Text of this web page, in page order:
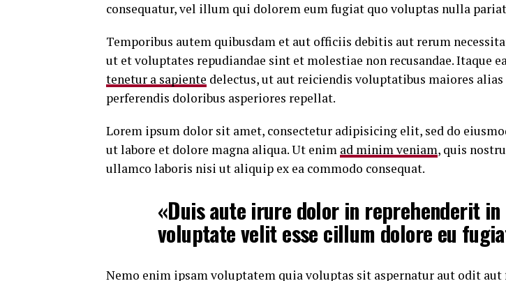
consequatur, vel illum qui dolorem eum fugiat quo voluptas nulla
Temporibus autem quibusdam et aut officiis debitis aut rerum
ut et voluptates repudiandae sint et molestiae non recusandae. Itaque
tenetur a sapiente delectus, ut aut reiciendis voluptatibus maiores
perferendis doloribus asperiores repellat.
Lorem ipsum dolor sit amet, consectetur adipisicing elit, sed do
ut labore et dolore magna aliqua. Ut enim ad minim veniam, quis
ullamco laboris nisi ut aliquip ex ea commodo consequat.
«Duis aute irure dolor in reprehenderit in
voluptate velit esse cillum dolore eu
Nemo enim ipsam voluptatem quia voluptas sit aspernatur aut odit aut